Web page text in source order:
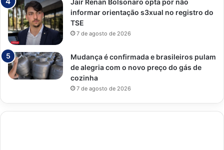
informar orientação s3xual no registro do
TSE
7 de agosto de 2026
Mudança é confirmada e brasileiros pulam
de alegria com o novo preço do gás de
cozinha
7 de agosto de 2026